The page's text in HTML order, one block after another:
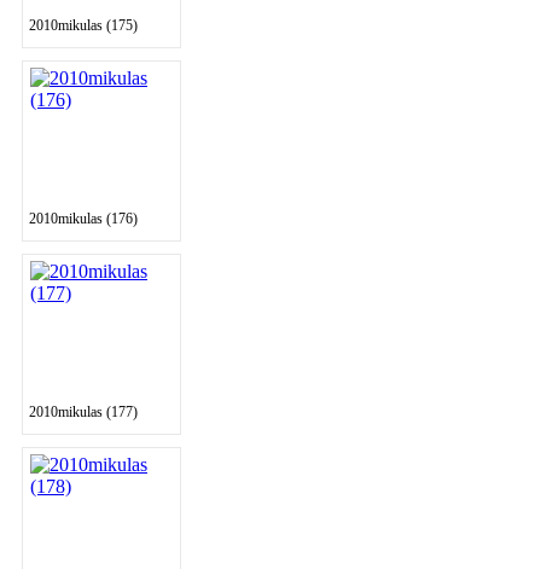
2010mikulas (175)
2010mikulas (176)
2010mikulas (177)